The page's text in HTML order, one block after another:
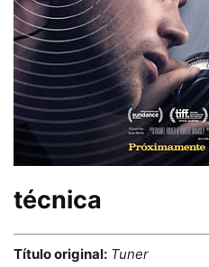
técnica
Título original: Tuner